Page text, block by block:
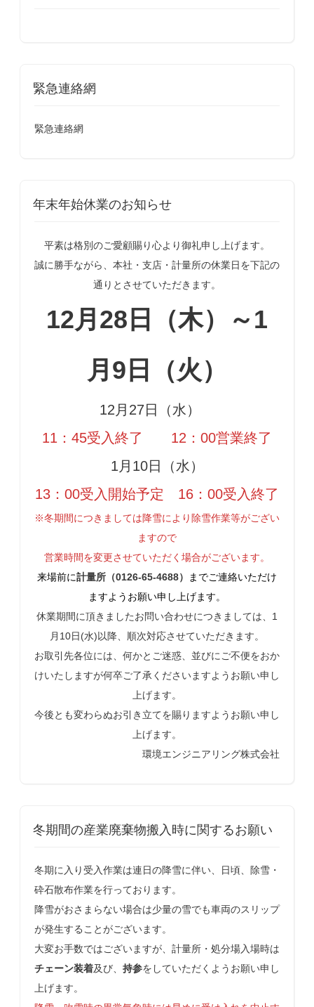
緊急連絡網
緊急連絡網
年末年始休業のお知らせ
平素は格別のご愛顧賜り心より御礼申し上げます。
誠に勝手ながら、本社・支店・計量所の休業日を下記の
通りとさせていただきます。
12月28日（木）～1
月9日（火）
12月27日（水）
11：45受入終了 12：00営業終了
1月10日（水）
13：00受入開始予定 16：00受入終了
※冬期間につきましては降雪により除雪作業等がござい
ますので
営業時間を変更させていただく場合がございます。
来場前に計量所（0126-65-4688）
までご連絡いただけ
ますようお願い申し上げます。
休業期間に頂きましたお問い合わせにつきましては、1
月10日(水)以降、順次対応させていただきます。
お取引先各位には、何かとご迷惑、並びにご不便をおか
けいたしますが何卒ご了承くださいますようお願い申し
上げます。
今後とも変わらぬお引き立てを賜りますようお願い申し
上げます。
環境エンジニアリング株式会社
冬期間の産業廃棄物搬入時に関するお願い
冬期に入り受入作業は連日の降雪に伴い、日頃、除雪・
砕石散布作業を行っております。
降雪がおさまらない場合は少量の雪でも車両のスリップ
が発生することがございます。
大変お手数ではございますが、計量所・処分場入場時は
チェーン装着及び、 持参をしていただくようお願い申し
上げます。